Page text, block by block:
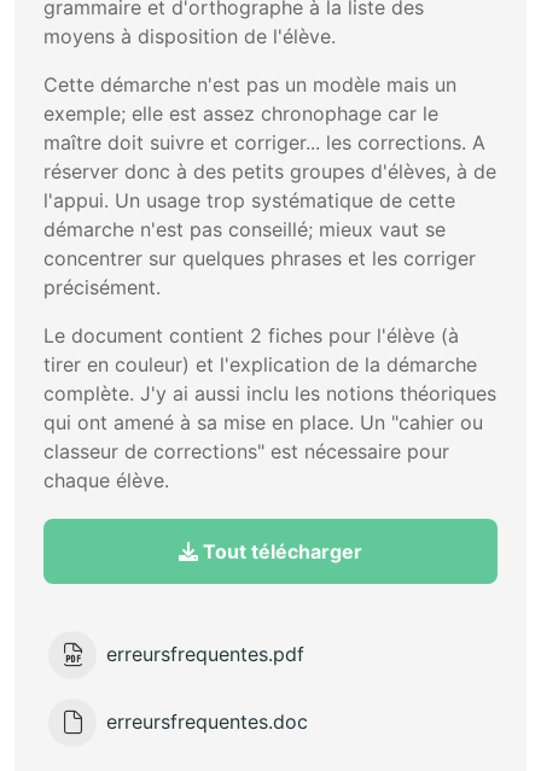
grammaire et d'orthographe à la liste des
moyens à disposition de l'élève.
Cette démarche n'est pas un modèle mais un
exemple; elle est assez chronophage car le
maître doit suivre et corriger... les corrections. A
réserver donc à des petits groupes d'élèves, à de
l'appui. Un usage trop systématique de cette
démarche n'est pas conseillé; mieux vaut se
concentrer sur quelques phrases et les corriger
précisément.
Le document contient 2 fiches pour l'élève (à
tirer en couleur) et l'explication de la démarche
complète. J'y ai aussi inclu les notions théoriques
qui ont amené à sa mise en place. Un "cahier ou
classeur de corrections" est nécessaire pour
chaque élève.
Tout télécharger
erreursfrequentes.pdf
erreursfrequentes.doc